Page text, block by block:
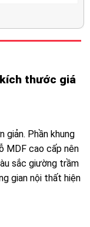
thước giá
giản. Phần khung
MDF cao cấp nên
sắc giường trầm
gian nội thất hiện